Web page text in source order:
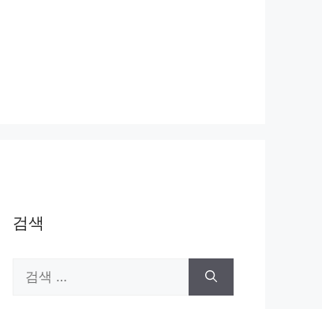
검색
색: